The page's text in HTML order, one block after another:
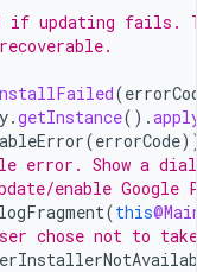
updating fails.
(errorCode
.getInstance().apply
(errorCode))
error. Show a
enable Google
(this
chose not to take